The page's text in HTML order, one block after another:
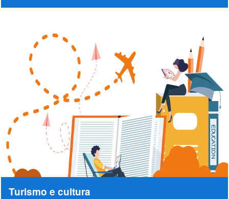
Turismo e cultura